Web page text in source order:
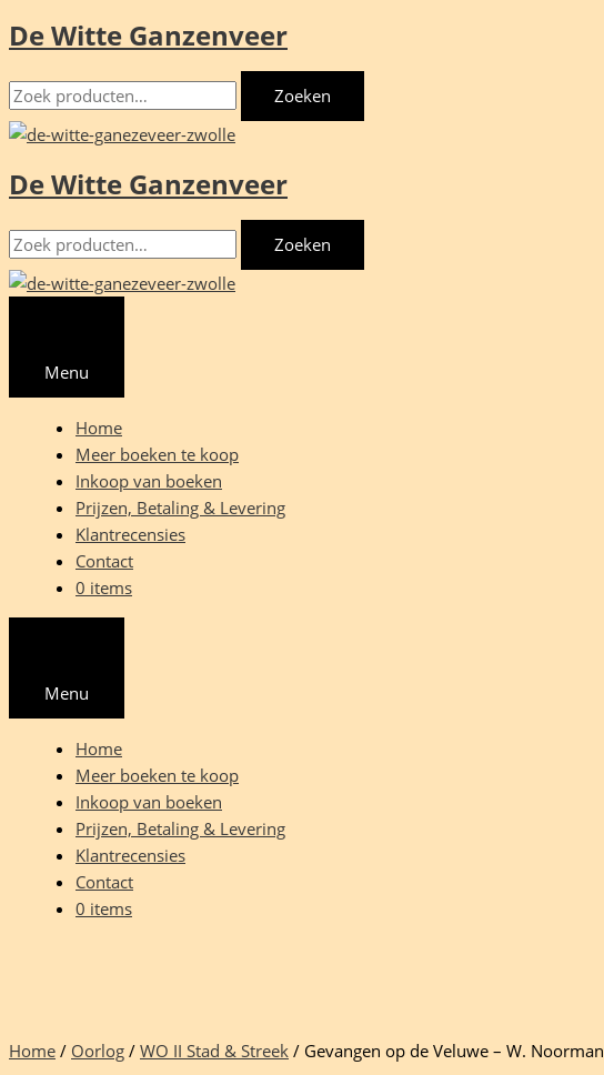
Ga
de
inhoud
De Witte Ganzenveer
Zoeken
naar:
Zoeken
De Witte Ganzenveer
Zoeken
naar:
Zoeken
Menu
Home
Meer boeken te koop
Inkoop van boeken
Prijzen, Betaling & Levering
Klantrecensies
Contact
0 items
Menu
Home
Meer boeken te koop
Inkoop van boeken
Prijzen, Betaling & Levering
Klantrecensies
Contact
0 items
Home / Oorlog / WO II Stad & Streek / Gevangen op de Veluwe – W. Noorman